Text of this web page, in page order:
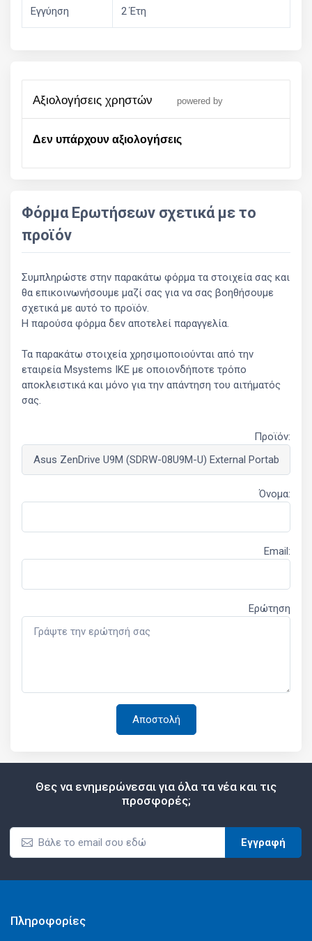
Εγγύηση 2 Έτη
αξιολογήσεις χρηστών powered by
Δεν υπάρχουν αξιολογήσεις
Φόρμα Ερωτήσεων σχετικά με το
προϊόν
Συμπληρώστε στην παρακάτω φόρμα τα στοιχεία σας και
θα επικοινωνήσουμε μαζί σας για να σας βοηθήσουμε
σχετικά με αυτό το προϊόν.
Η παρούσα φόρμα δεν αποτελεί παραγγελία.
Τα παρακάτω στοιχεία χρησιμοποιούνται από την
εταιρεία Msystems ΙΚΕ με οποιονδήποτε τρόπο
αποκλειστικά και μόνο για την απάντηση του αιτήματός
σας.
Προϊόν:
Όνομα:
Email:
Ερώτηση
Θες να ενημερώνεσαι για όλα τα νέα και τις
προσφορές;
Εγγραφή
Πληροφορίες